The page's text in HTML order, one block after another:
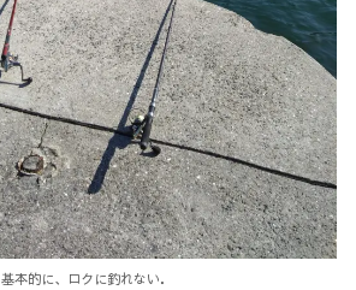
基本的に、ロクに釣れない．